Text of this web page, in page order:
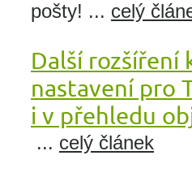
pošty! ... celý
Další rozšíření
nastavení pro
i v přehledu
... celý článek